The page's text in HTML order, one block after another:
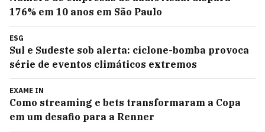
176% em 10 anos em São Paulo
ESG
Sul e Sudeste sob alerta: ciclone-bomba provoca
série de eventos climáticos extremos
EXAME IN
Como streaming e bets transformaram a Copa
em um desafio para a Renner